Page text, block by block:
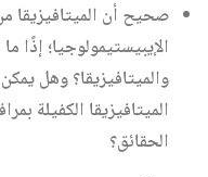
صحيح أن الميتافيزيقا
الإيبيستيمولوجيا؛ إذًا
والميتافيزيقا؟ وهل
الميتافيزيقا الكفيلة
الحقائق؟